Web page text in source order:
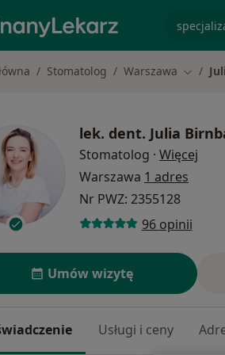
Stomatolog Warszawa Zmień
lek. dent. Julia
Stomatolog · Więcej
Warszawa 1 adres
Nr PWZ: 2355128
96 opinii
Umów wizytę
Usługi i ceny